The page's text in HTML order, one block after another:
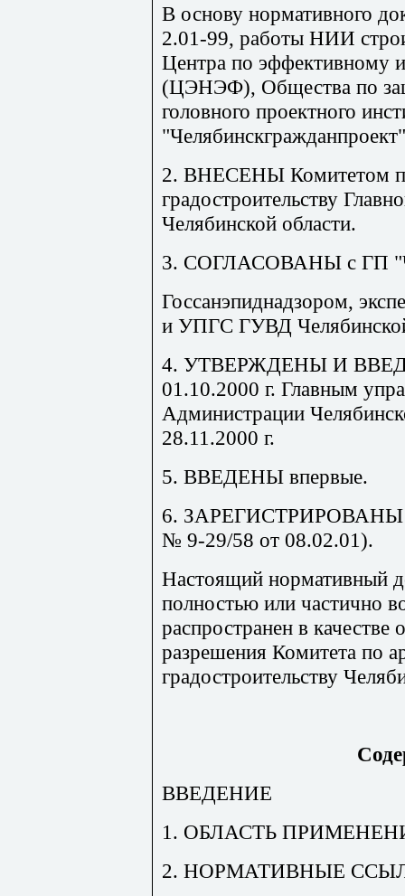
В основу нормативного
2.01-99, работы НИИ
Центра по эффективному
(ЦЭНЭФ), Общества по
головного проектного
2. ВНЕСЕНЫ Комитетом
градостроительству
Челябинской области.
3. СОГЛАСОВАНЫ с ГП
Госсанэпиднадзором,
и УПГС ГУВД
4. УТВЕРЖДЕНЫ И
01.10.2000 г. Главным
Администрации
28.11.2000 г.
5. ВВЕДЕНЫ впервые.
6. ЗАРЕГИСТРИРОВАНЫ
№ 9-29/58 от 08.02.01).
Настоящий нормативный
полностью или частично
распространен в качестве
разрешения Комитета по
градостроительству
ВВЕДЕНИЕ
1. ОБЛАСТЬ
2. НОРМАТИВНЫЕ